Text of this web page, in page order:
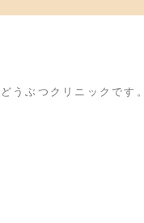
うぶつクリニックです。